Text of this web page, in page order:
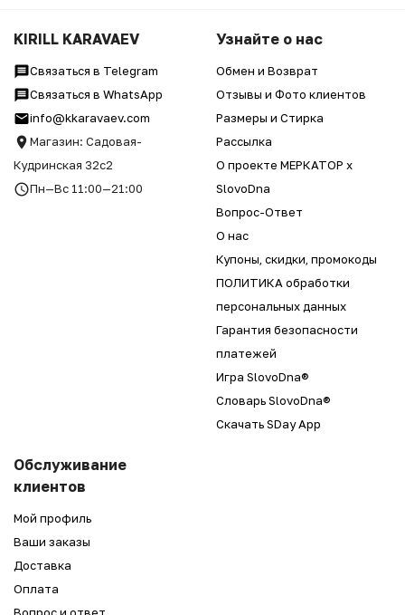
KIRILL KARAVAEV
Связаться в Telegram
Связаться в WhatsApp
info@kkaravaev.com
Магазин: Садовая-
Кудринская 32с2
Пн—Вс 11:00—21:00
Узнайте о нас
Обмен и Возврат
Отзывы и Фото клиентов
Размеры и Стирка
Рассылка
О проекте МЕРКАТОР x
SlovoDna
Вопрос-Ответ
О нас
Купоны, скидки, промокоды
ПОЛИТИКА обработки
персональных данных
Гарантия безопасности
платежей
Игра SlovoDna®
Словарь SlovoDna®
Скачать SDay App
Обслуживание
клиентов
Мой профиль
Ваши заказы
Доставка
Оплата
Вопрос и ответ